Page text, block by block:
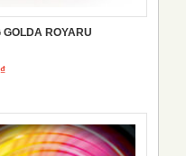
ROYARU
₫